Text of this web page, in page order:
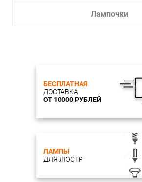
Лампочки
БЕСПЛАТНАЯ
ДОСТАВКА
ОТ 10000 РУБЛЕЙ
ЛАМПЫ
ДЛЯ ЛЮСТР